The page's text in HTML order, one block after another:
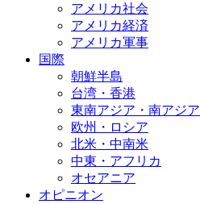
アメリカ社会
アメリカ経済
アメリカ軍事
国際
朝鮮半島
台湾・香港
東南アジア・南アジア
欧州・ロシア
北米・中南米
中東・アフリカ
オセアニア
オピニオン